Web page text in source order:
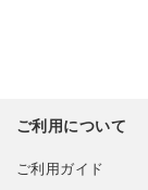
ご利用について
ご利用ガイド